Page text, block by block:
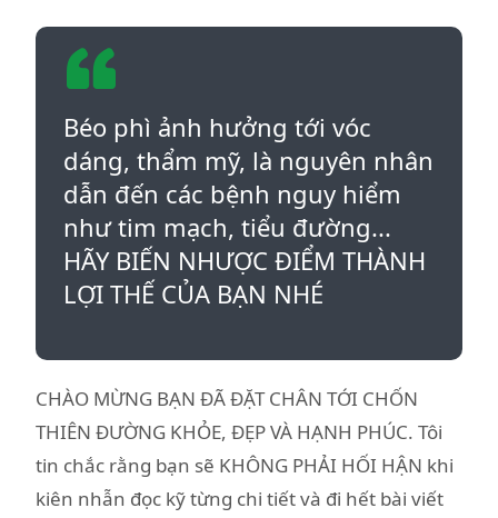
Béo phì ảnh hưởng tới vóc
dáng, thẩm mỹ, là nguyên nhân
dẫn đến các bệnh nguy hiểm
như tim mạch, tiểu đường...
HÃY BIẾN NHƯỢC ĐIỂM THÀNH
LỢI THẾ CỦA BẠN NHÉ
CHÀO MỪNG BẠN ĐÃ ĐẶT CHÂN TỚI CHỐN
THIÊN ĐƯỜNG KHỎE, ĐẸP VÀ HẠNH PHÚC. Tôi
tin chắc rằng bạn sẽ KHÔNG PHẢI HỐI HẬN khi
kiên nhẫn đọc kỹ từng chi tiết và đi hết bài viết